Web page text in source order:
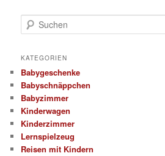
u
h
n
KATEGORIEN
Babygeschenke
Babyschnäppchen
Babyzimmer
Kinderwagen
Kinderzimmer
Lernspielzeug
Reisen mit Kindern